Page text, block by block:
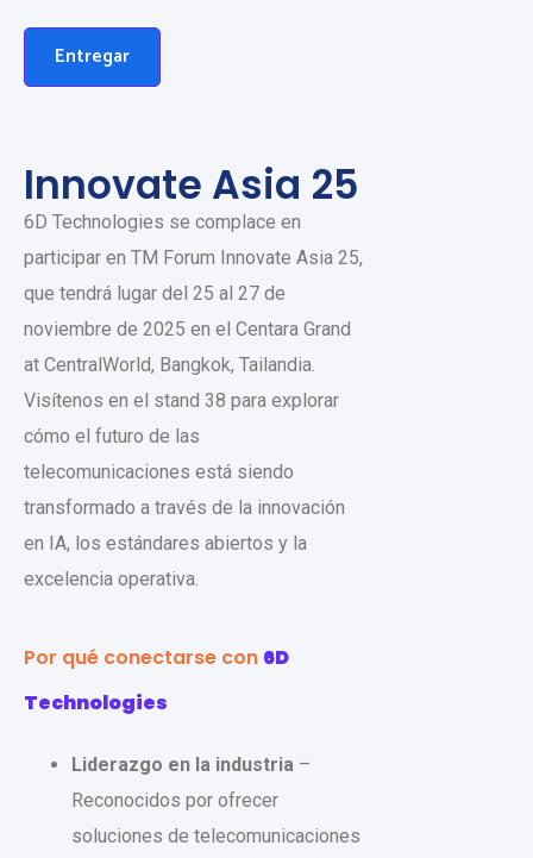
Innovate Asia 25
6D Technologies se complace en
participar en TM Forum Innovate Asia 25,
que tendrá lugar del 25 al 27 de
noviembre de 2025 en el Centara Grand
at CentralWorld, Bangkok, Tailandia.
Visítenos en el stand 38 para explorar
cómo el futuro de las
telecomunicaciones está siendo
transformado a través de la innovación
en IA, los estándares abiertos y la
excelencia operativa.
Por qué conectarse con 6D
Technologies
Liderazgo en la industria –
Reconocidos por ofrecer
soluciones de telecomunicaciones
Entregar